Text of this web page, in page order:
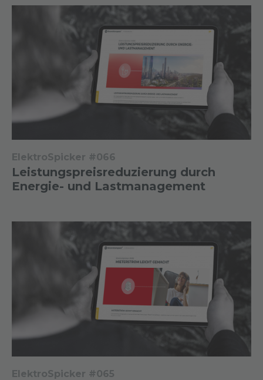
ElektroSpicker #066
Leistungspreisreduzierung durch
Energie- und Lastmanagement
ElektroSpicker #065